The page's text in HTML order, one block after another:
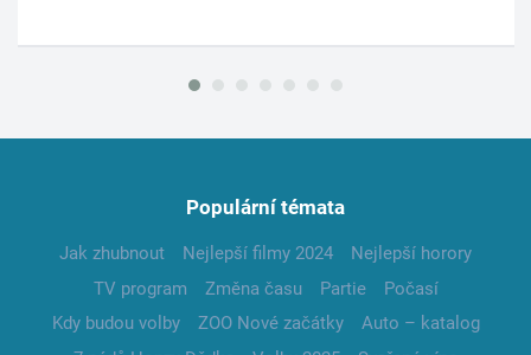
Populární témata
Jak zhubnout Nejlepší filmy 2024
Nejlepší horory
TV program
Změna času Partie
Počasí
Kdy budou volby
ZOO Nové začátky
Auto – katalog